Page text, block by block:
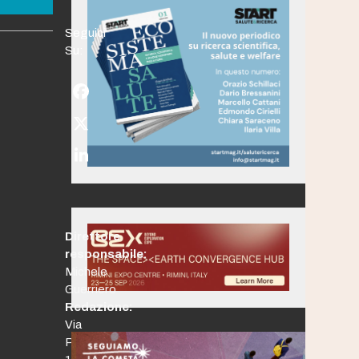
Seguici
Su:
Facebook
Twitter
(deprecated)
LinkedIn
Direttore
responsabile:
Michele
Guerriero
Redazione:
Via
Po,